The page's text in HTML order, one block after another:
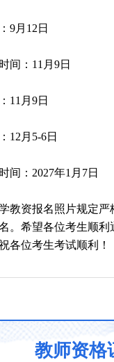
9月12日
间：11月9日
11月9日
12月5-6日
间：2027年1月7日
教资报名照片规定
。希望各位考生顺
各位考生考试顺利！
教师资格